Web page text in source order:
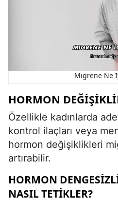
Migrene Ne
HORMON
Özellikle kadınlarda
kontrol ilaçları veya
hormon değişiklikleri
artırabilir.
HORMON
NASIL TETIKLER?